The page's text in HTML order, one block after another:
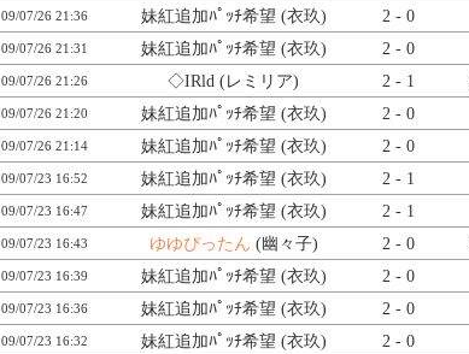
09/07/26 21:36 妹紅追加ﾊﾟｯﾁ希望 (衣玖) 2 - 0
09/07/26 21:31 妹紅追加ﾊﾟｯﾁ希望 (衣玖) 2 - 0
09/07/26 21:26 ◇IRld (レミリア) 2 - 1
09/07/26 21:20 妹紅追加ﾊﾟｯﾁ希望 (衣玖) 2 - 0
09/07/26 21:14 妹紅追加ﾊﾟｯﾁ希望 (衣玖) 2 - 0
09/07/23 16:52 妹紅追加ﾊﾟｯﾁ希望 (衣玖) 2 - 1
09/07/23 16:47 妹紅追加ﾊﾟｯﾁ希望 (衣玖) 2 - 1
09/07/23 16:43 ゆゆぴったん (幽々子) 2 - 0
09/07/23 16:39 妹紅追加ﾊﾟｯﾁ希望 (衣玖) 2 - 0
09/07/23 16:36 妹紅追加ﾊﾟｯﾁ希望 (衣玖) 2 - 0
09/07/23 16:32 妹紅追加ﾊﾟｯﾁ希望 (衣玖) 2 - 0